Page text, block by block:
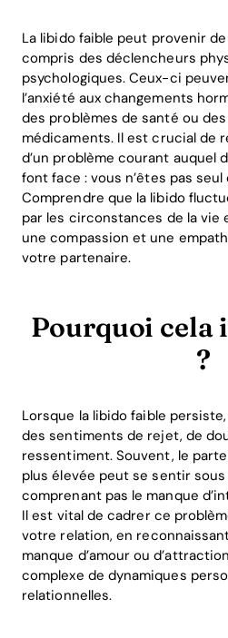
La libido faible peut provenir
compris des déclencheurs
psychologiques. Ceux-ci
l’anxiété aux changements
des problèmes de santé ou
médicaments. Il est crucial de
d’un problème courant auquel
font face : vous n’êtes pas
Comprendre que la libido
par les circonstances de la vie
une compassion et une
votre partenaire.
Pourquoi
?
Lorsque la libido faible
des sentiments de rejet, de
ressentiment. Souvent, le
plus élevée peut se sentir
comprenant pas le manque
Il est vital de cadrer ce
votre relation, en
manque d’amour ou
complexe de dynamiques
relationnelles.